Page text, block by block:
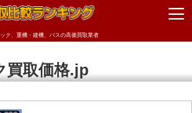
ク、重機・建機、バスの高価買取業者
買取価格.jp